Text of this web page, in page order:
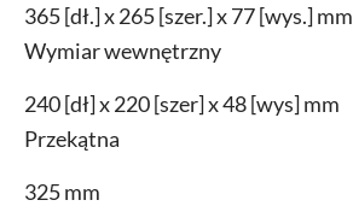
365 [dł.] x 265 [szer.] x 77 [wys.] mm
Wymiar wewnętrzny
240 [dł] x 220 [szer] x 48 [wys] mm
Przekątna
325 mm